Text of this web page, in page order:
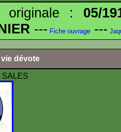
: 05/
--- Fiche ouvrage ---
dévote
SALES